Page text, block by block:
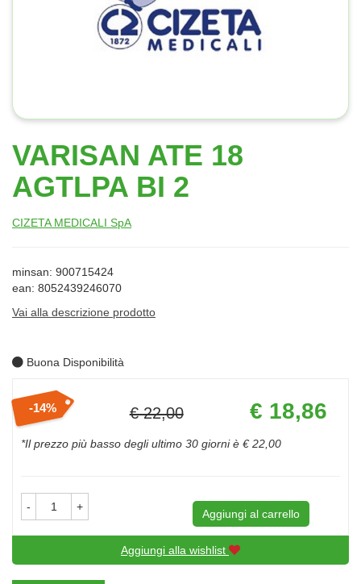
VARISAN ATE 18
AGTLPA BI 2
CIZETA MEDICALI SpA
minsan: 900715424
ean: 8052439246070
Vai alla descrizione prodotto
Buona Disponibilità
Sconto
del
14% € 22,00
Prezzo
scontato
€ 18,86
*Il prezzo più basso degli ultimo 30 giorni è € 22,00
- +
Aggiungi al carrello
Aggiungi alla wishlist